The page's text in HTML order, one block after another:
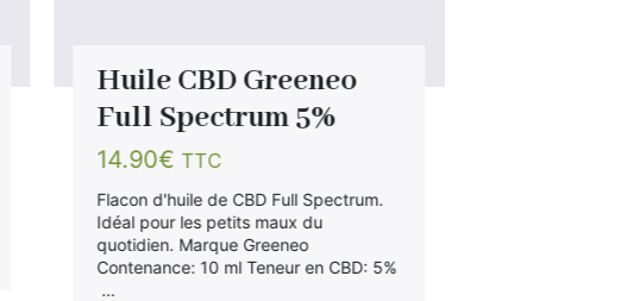
Huile CBD Greeneo
Full Spectrum 5%
14.90€ TTC
Flacon d'huile de CBD Full Spectrum.
Idéal pour les petits maux du
quotidien. Marque Greeneo
Contenance: 10 ml Teneur en CBD: 5%
…